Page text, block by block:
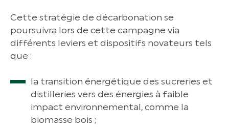
Cette stratégie de décarbonation se
poursuivra lors de cette campagne via
différents leviers et dispositifs novateurs tels
que :
la transition énergétique des sucreries et
distilleries vers des énergies à faible
impact environnemental, comme la
biomasse bois ;